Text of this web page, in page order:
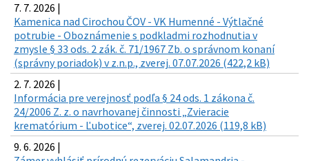
7. 7. 2026 |
Kamenica nad Cirochou ČOV - VK Humenné - Výtlačné
potrubie - Oboznámenie s podkladmi rozhodnutia v
zmysle § 33 ods. 2 zák. č. 71/1967 Zb. o správnom konaní
(správny poriadok) v z.n.p., zverej. 07.07.2026 (422,2 kB)
2. 7. 2026 |
Informácia pre verejnosť podľa § 24 ods. 1 zákona č.
24/2006 Z. z. o navrhovanej činnosti „Zvieracie
krematórium - Ľubotice“, zverej. 02.07.2026 (119,8 kB)
9. 6. 2026 |